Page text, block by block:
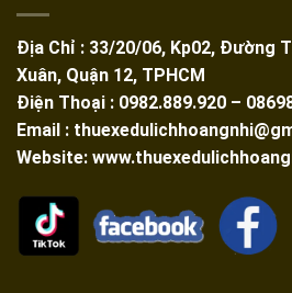
Địa Chỉ : 33/20/06, Kp02, Đường
Xuân, Quận 12, TPHCM
Điện Thoại : 0982.889.920 –
Email :
Website: